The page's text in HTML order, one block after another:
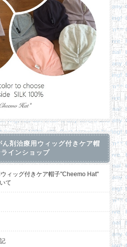
剤治療用ウィッグ付きケア帽
インショップ
ィッグ付きケア帽子"Cheemo Hat"
て